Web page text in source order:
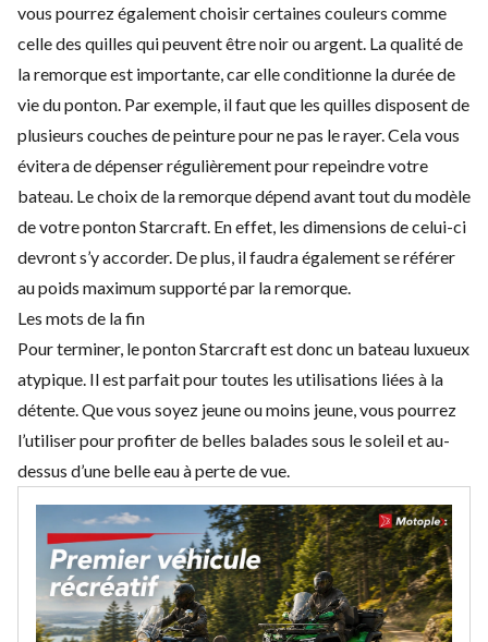
vous pourrez également choisir certaines couleurs comme
celle des quilles qui peuvent être noir ou argent. La qualité de
la remorque est importante, car elle conditionne la durée de
vie du ponton. Par exemple, il faut que les quilles disposent de
plusieurs couches de peinture pour ne pas le rayer. Cela vous
évitera de dépenser régulièrement pour repeindre votre
bateau. Le choix de la remorque dépend avant tout du modèle
de votre ponton Starcraft. En effet, les dimensions de celui-ci
devront s’y accorder. De plus, il faudra également se référer
au poids maximum supporté par la remorque.
Les mots de la fin
Pour terminer, le ponton Starcraft est donc un bateau luxueux
atypique. Il est parfait pour toutes les utilisations liées à la
détente. Que vous soyez jeune ou moins jeune, vous pourrez
l’utiliser pour profiter de belles balades sous le soleil et au-
dessus d’une belle eau à perte de vue.